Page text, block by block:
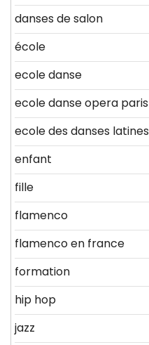
danses de salon
école
ecole danse
ecole danse opera paris
ecole des danses latines
enfant
fille
flamenco
flamenco en france
formation
hip hop
jazz